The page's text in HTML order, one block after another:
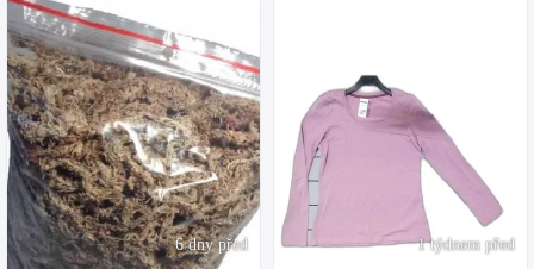
6 dny před 1 týdnem před